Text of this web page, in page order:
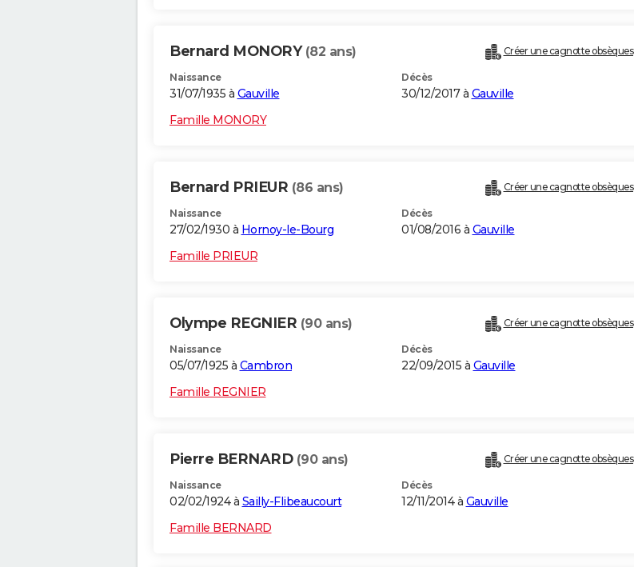
Bernard MONORY (82 ans) Créer une cagnotte obsèques
Naissance
31/07/1935 à Gauville
Décès
30/12/2017 à Gauville
Famille MONORY
Bernard PRIEUR (86 ans) Créer une cagnotte obsèques
Naissance
27/02/1930 à Hornoy-le-Bourg
Décès
01/08/2016 à Gauville
Famille PRIEUR
Olympe REGNIER (90 ans) Créer une cagnotte obsèques
Naissance
05/07/1925 à Cambron
Décès
22/09/2015 à Gauville
Famille REGNIER
Pierre BERNARD (90 ans) Créer une cagnotte obsèques
Naissance
02/02/1924 à Sailly-Flibeaucourt
Décès
12/11/2014 à Gauville
Famille BERNARD